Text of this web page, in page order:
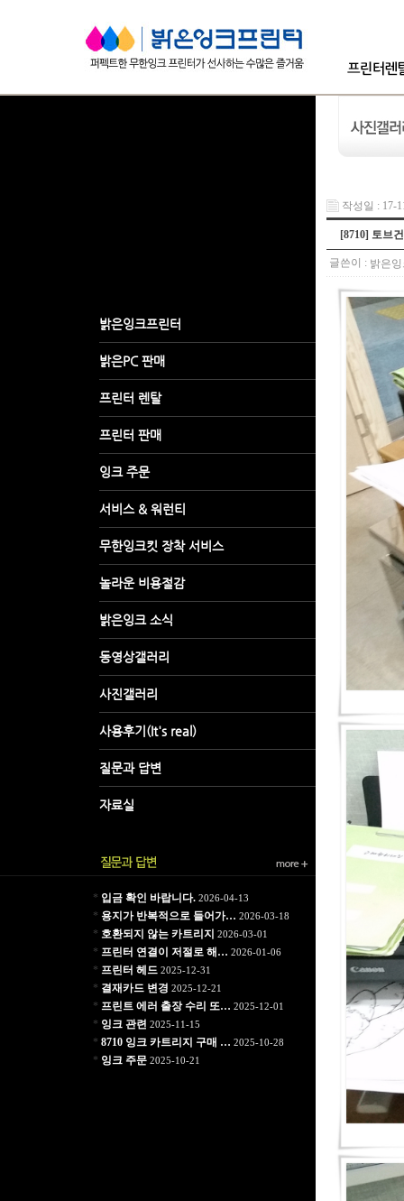
* 입금 확인 바랍니다.2026-04-13
* 용지가 반복적으로 들어가… 2026-03-18
* 호환되지 않는 카트리지 2026-03-01
* 프린터 연결이 저절로 해… 2026-01-06
* 프린터 헤드 2025-12-31
* 결재카드 변경 2025-12-21
* 프린트 에러 출장 수리 또… 2025-12-01
* 잉크 관련 2025-11-15
* 8710 잉크 카트리지 구매 … 2025-10-28
* 잉크 주문2025-10-21
작성일 : 17-
[8710] 토브
글쓴이 : 밝은잉